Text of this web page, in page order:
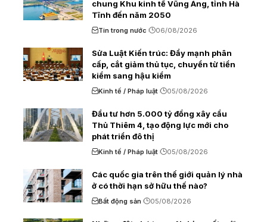
chung Khu kinh tế Vũng Áng, tỉnh Hà
Tĩnh đến năm 2050
Tin trong nước 06/08/2026
Sửa Luật Kiến trúc: Đẩy mạnh phân
cấp, cắt giảm thủ tục, chuyển từ tiền
kiểm sang hậu kiểm
Kinh tế / Pháp luật 05/08/2026
Đầu tư hơn 5.000 tỷ đồng xây cầu
Thủ Thiêm 4, tạo động lực mới cho
phát triển đô thị
Kinh tế / Pháp luật 05/08/2026
Các quốc gia trên thế giới quản lý nhà
ở có thời hạn sở hữu thế nào?
Bất động sản 05/08/2026